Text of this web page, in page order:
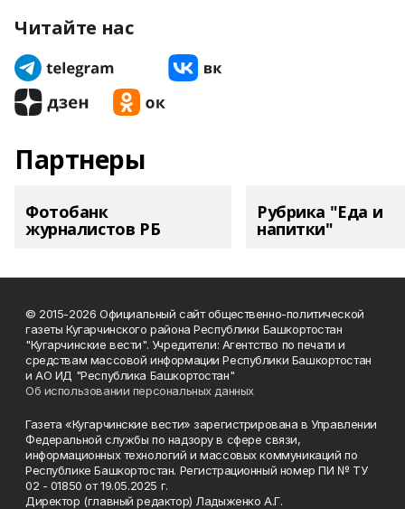
Читайте нас
Партнеры
Фотобанк
журналистов РБ
Рубрика "Еда и
напитки"
© 2015-2026 Официальный сайт общественно-политической
газеты Кугарчинского района Республики Башкортостан
"Кугарчинские вести". Учредители: Агентство по печати и
средствам массовой информации Республики Башкортостан
и АО ИД "Республика Башкортостан"
Об использовании персональных данных
Газета «Кугарчинские вести» зарегистрирована в Управлении
Федеральной службы по надзору в сфере связи,
информационных технологий и массовых коммуникаций по
Республике Башкортостан. Регистрационный номер ПИ № ТУ
02 - 01850 от 19.05.2025 г.
Директор (главный редактор) Ладыженко А.Г.